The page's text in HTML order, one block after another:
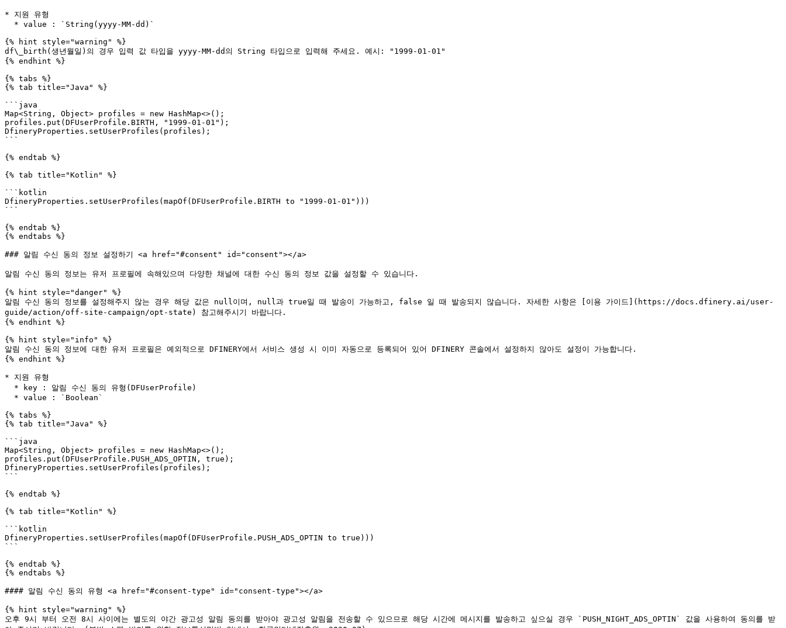
* 지원 유형
{% hint style="warning" %}
df\_birth(생년월일)의 경우 입력 값 타입을 yyyy-MM-dd의 String 타입으로 입력해 주세요. 예시: "1999-01-01"
{% endhint %}
{% tabs %}
{% tab title="Java" %}
```java
Map<String, Object> profiles = new HashMap<>();
profiles.put(DFUserProfile.BIRTH, "1999-01-01");
DfineryProperties.setUserProfiles(profiles);
```
{% endtab %}
{% tab title="Kotlin" %}
```kotlin
DfineryProperties.setUserProfiles(mapOf(DFUserProfile.BIRTH to "1999-01-01")))
```
{% endtab %}
{% endtabs %}
### 알림 수신 동의 정보 설정하기 <a href="#consent" id="consent"></a>
알림 수신 동의 정보는 유저 프로필에 속해있으며 다양한 채널에 대한 수신 동의 정보 값을 설정할 수 있습니다.
{% hint style="danger" %}
알림 수신 동의 정보를 설정해주지 않는 경우 해당 값은 null이며, null과 true일 때 발송이 가능하고, false 일 때 발송되지 않습니다. 자세한 사항은 [이용 가이드](https://docs.dfinery.ai/user-
guide/action/off-site-campaign/opt-state) 참고해주시기 바랍니다.
{% endhint %}
{% hint style="info" %}
알림 수신 동의 정보에 대한 유저 프로필은 예외적으로 DFINERY에서 서비스 생성 시 이미 자동으로 등록되어 있어 DFINERY 콘솔에서 설정하지 않아도 설정이 가능합니다.
{% endhint %}
* 지원 유형
{% tabs %}
{% tab title="Java" %}
```java
Map<String, Object> profiles = new HashMap<>();
profiles.put(DFUserProfile.PUSH_ADS_OPTIN, true);
DfineryProperties.setUserProfiles(profiles);
```
{% endtab %}
{% tab title="Kotlin" %}
```kotlin
DfineryProperties.setUserProfiles(mapOf(DFUserProfile.PUSH_ADS_OPTIN to true)))
```
{% endtab %}
{% endtabs %}
#### 알림 수신 동의 유형 <a href="#consent-type" id="consent-type"></a>
{% hint style="warning" %}
오후 9시 부터 오전 8시 사이에는 별도의 야간 광고성 알림 동의를 받아야 광고성 알림을 전송할 수 있으므로 해당 시간에 메시지를 발송하고 싶으실 경우 `PUSH_NIGHT_ADS_OPTIN` 값을 사용하여 동의를 받